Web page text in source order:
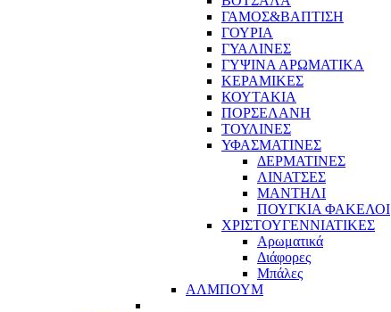
ΓΑΜΟΣ&ΒΑΠΤΙΣΗ
ΓΟΥΡΙΑ
ΓΥΑΛΙΝΕΣ
ΓΥΨΙΝΑ ΑΡΩΜΑΤΙΚΑ
ΚΕΡΑΜΙΚΕΣ
ΚΟΥΤΑΚΙΑ
ΠΟΡΣΕΛΑΝΗ
ΤΟΥΛΙΝΕΣ
ΥΦΑΣΜΑΤΙΝΕΣ
ΔΕΡΜΑΤΙΝΕΣ
ΛΙΝΑΤΣΕΣ
ΜΑΝΤΗΛΙ
ΠΟΥΓΚΙΑ ΦΑΚΕΛΟΙ
ΧΡΙΣΤΟΥΓΕΝΝΙΑΤΙΚΕΣ
Αρωματικά
Διάφορες
Μπάλες
ΑΛΜΠΟΥΜ